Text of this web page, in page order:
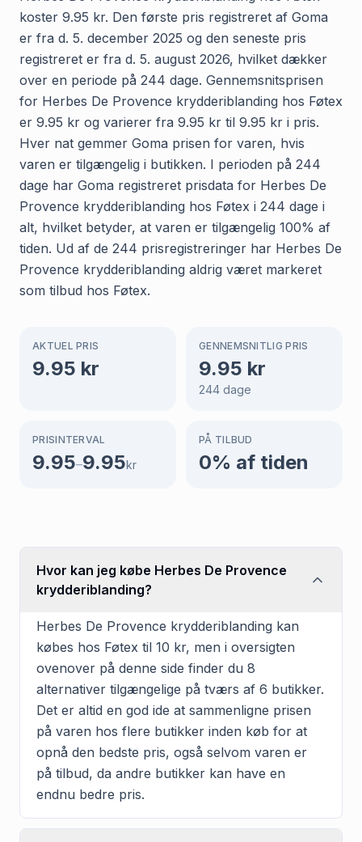
koster 9.95 kr. Den første pris registreret af Goma
er fra d. 5. december 2025 og den seneste pris
registreret er fra d. 5. august 2026, hvilket dækker
over en periode på 244 dage. Gennemsnitsprisen
for Herbes De Provence krydderiblanding hos Føtex
er 9.95 kr og varierer fra 9.95 kr til 9.95 kr i pris.
Hver nat gemmer Goma prisen for varen, hvis
varen er tilgængelig i butikken. I perioden på 244
dage har Goma registreret prisdata for Herbes De
Provence krydderiblanding hos Føtex i 244 dage i
alt, hvilket betyder, at varen er tilgængelig 100% af
tiden. Ud af de 244 prisregistreringer har Herbes De
Provence krydderiblanding aldrig været markeret
som tilbud hos Føtex.
AKTUEL PRIS
9.95 kr
GENNEMSNITLIG PRIS
9.95 kr
244 dage
PRISINTERVAL
9.95–9.95kr
PÅ TILBUD
0% af tiden
Hvor kan jeg købe Herbes De Provence
krydderiblanding?
Herbes De Provence krydderiblanding kan
købes hos Føtex til 10 kr, men i oversigten
ovenover på denne side finder du 8
alternativer tilgængelige på tværs af 6 butikker.
Det er altid en god ide at sammenligne prisen
på varen hos flere butikker inden køb for at
opnå den bedste pris, også selvom varen er
på tilbud, da andre butikker kan have en
endnu bedre pris.